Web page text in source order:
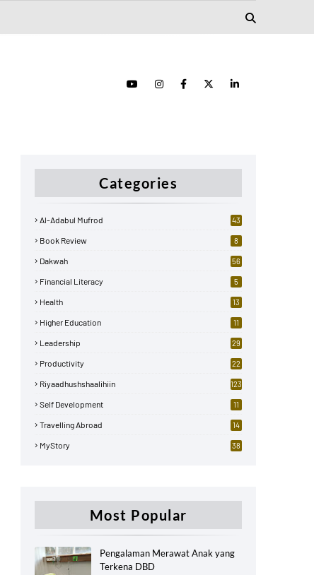
Categories
Al-Adabul Mufrod 43
Book Review 8
Dakwah 56
Financial Literacy 5
Health 13
Higher Education 11
Leadership 29
Productivity 22
Riyaadhushshaalihiin 123
Self Development 11
Travelling Abroad 14
MyStory 38
Most Popular
Pengalaman Merawat Anak yang
Terkena DBD